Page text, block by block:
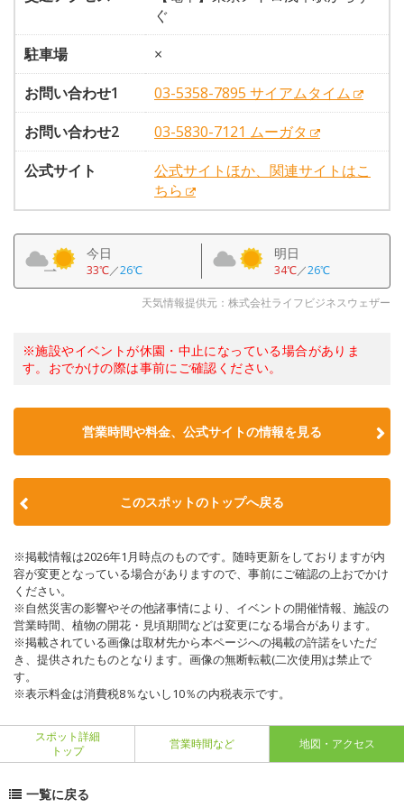
ぐ
駐車場
×
お問い合わせ1
03-5358-7895 サイアムタイム
お問い合わせ2
03-5830-7121 ムーガタ
公式サイト
公式サイトほか、関連サイトはこ
ちら
今日
33℃／26℃
明日
34℃／26℃
天気情報提供元：株式会社ライフビジネスウェザー
※施設やイベントが休園・中止になっている場合がありま
す。おでかけの際は事前にご確認ください。
営業時間や料金、公式サイトの情報を見る
このスポットのトップへ戻る
※掲載情報は2026年1月時点のものです。随時更新をしておりますが内
容が変更となっている場合がありますので、事前にご確認の上おでかけ
ください。
※自然災害の影響やその他諸事情により、イベントの開催情報、施設の
営業時間、植物の開花・見頃期間などは変更になる場合があります。
※掲載されている画像は取材先から本ページへの掲載の許諾をいただ
き、提供されたものとなります。画像の無断転載(二次使用)は禁止で
す。
※表示料金は消費税8％ないし10％の内税表示です。
スポット詳細
トップ
営業時間など 地図・アクセス
一覧に戻る